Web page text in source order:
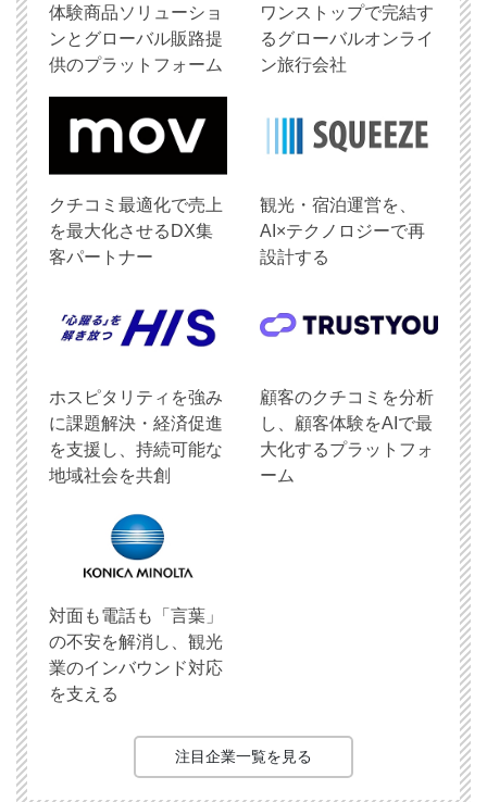
体験商品ソリューショ
ンとグローバル販路提
供のプラットフォーム
ワンストップで完結す
るグローバルオンライ
ン旅行会社
クチコミ最適化で売上
を最大化させるDX集
客パートナー
観光・宿泊運営を、
AI×テクノロジーで再
設計する
ホスピタリティを強み
に課題解決・経済促進
を支援し、持続可能な
地域社会を共創
顧客のクチコミを分析
し、顧客体験をAIで最
大化するプラットフォ
ーム
対面も電話も「言葉」
の不安を解消し、観光
業のインバウンド対応
を支える
注目企業一覧を見る